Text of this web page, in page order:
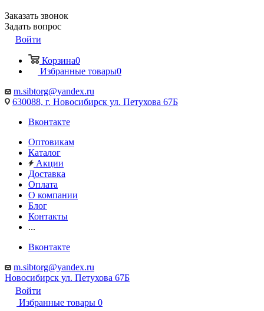
Заказать звонок
Задать вопрос
Войти
Корзина0
Избранные товары0
m.sibtorg@yandex.ru
630088, г. Новосибирск ул. Петухова 67Б
Вконтакте
Оптовикам
Каталог
Акции
Доставка
Оплата
О компании
Блог
Контакты
...
Вконтакте
m.sibtorg@yandex.ru
Новосибирск ул. Петухова 67Б
Войти
Избранные товары 0